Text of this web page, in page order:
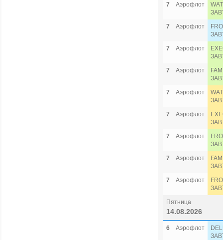
7
Аэрофлот
7
Аэрофлот
7
Аэрофлот
7
Аэрофлот
7
Аэрофлот
7
Аэрофлот
7
Аэрофлот
7
Аэрофлот
7
Аэрофлот
Пятница
14.08.2026
6 Аэрофлот